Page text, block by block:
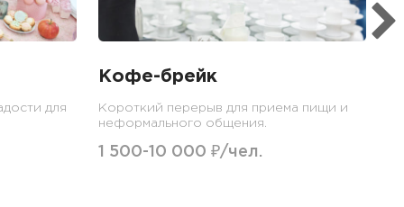
для
Кофе-брейк
Короткий перерыв для приема пищи и
неформального общения.
1 500-10 000 ₽/чел.